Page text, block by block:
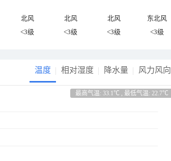
北风 北风 北风
东北风
<3级 <3级 <3级 <3级
温度 相对湿度 降水量 风力风向
最高气温: 33.1℃ , 最低气温: 22.7℃